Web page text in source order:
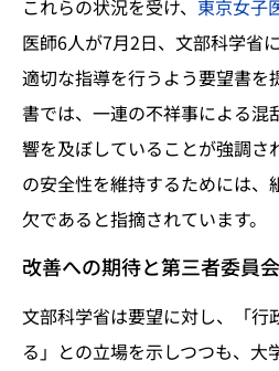
これらの状況を受け、 東京女子
医師6人が7月2日、文部科学省
適切な指導を行うよう要望書を
書では、一連の不祥事による混
響を及ぼしていることが強調さ
の安全性を維持するためには、
欠であると指摘されています。
改善への期待と第三者委員
文部科学省は要望に対し、「行
る」との立場を示しつつも、大